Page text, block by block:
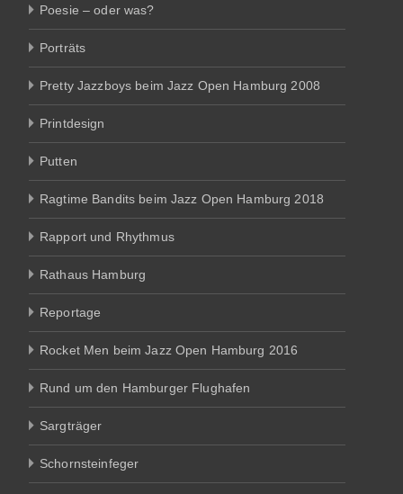
Poesie – oder was?
Porträts
Pretty Jazzboys beim Jazz Open Hamburg 2008
Printdesign
Putten
Ragtime Bandits beim Jazz Open Hamburg 2018
Rapport und Rhythmus
Rathaus Hamburg
Reportage
Rocket Men beim Jazz Open Hamburg 2016
Rund um den Hamburger Flughafen
Sargträger
Schornsteinfeger